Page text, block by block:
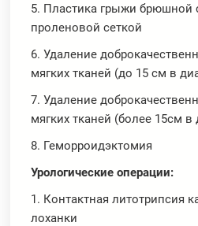
5. Пластика грыжи брюшной
проленовой сеткой
6. Удаление
мягких тканей (до 15 см в
7. Удаление
мягких тканей (более 15см в
8. Геморроидэктомия
Урологические операции:
1. Контактная литотрипсия
лоханки